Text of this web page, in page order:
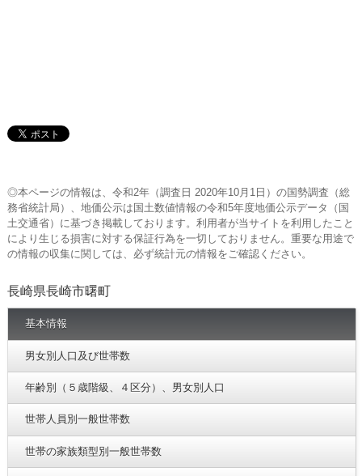
◎本ページの情報は、令和2年（調査日 2020年10月1日）の国勢調査（総
務省統計局）、地価公示は国土数値情報の令和5年度地価公示データ（国
土交通省）に基づき掲載しております。利用者が当サイトを利用したこと
により生じる損害に対する保証行為を一切しておりません。重要な用途で
の情報の収集に関しては、必ず統計元の情報をご確認ください。
長崎県長崎市曙町
基本情報
男女別人口及び世帯数
年齢別（５歳階級、４区分）、男女別人口
世帯人員別一般世帯数
世帯の家族類型別一般世帯数